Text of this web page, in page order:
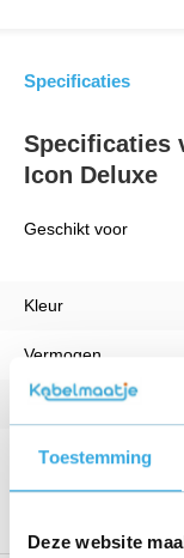
Toestemming
Deze website
Specificaties
Specificaties
Icon Deluxe
Geschikt voor
Kleur
Vermogen
Kabellengte
Voltage